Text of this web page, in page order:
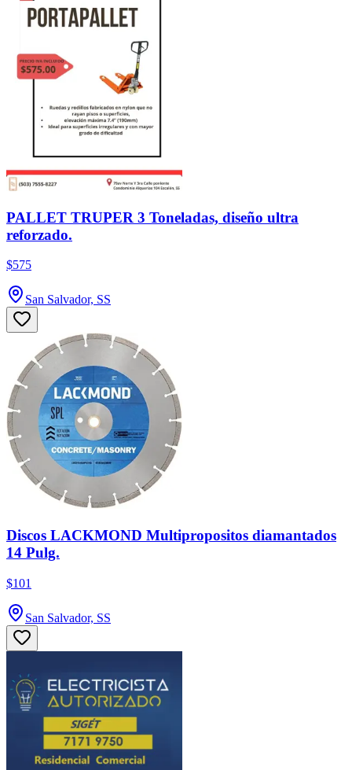
PALLET TRUPER 3 Toneladas, diseño ultra
reforzado.
$575
San Salvador, SS
Discos LACKMOND Multipropositos diamantados
14 Pulg.
$101
San Salvador, SS